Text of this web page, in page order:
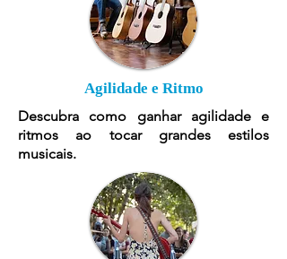
Agilidade e Ritmo
Descubra como ganhar agilidade e
ritmos ao tocar grandes estilos
musicais.